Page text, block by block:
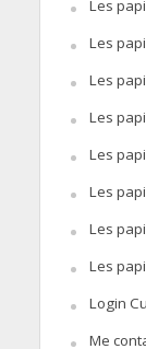
Les
Les
Les
Les
Les
Les
Les
Les
Login
Me